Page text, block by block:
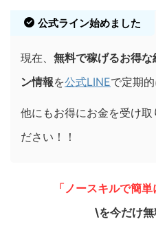
公式ライン始めました
現在、 無料で稼げるお得
ン情報を公式LINEで定期
他にもお得にお金を受け取
ださい！！
「ノースキルで簡
\を今だけ